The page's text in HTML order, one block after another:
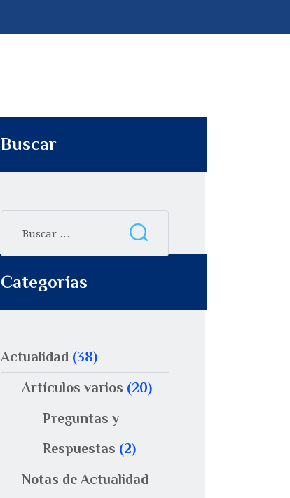
Buscar
Categorías
Actualidad (38)
Artículos varios (20)
Preguntas y
Respuestas (2)
Notas de Actualidad
i